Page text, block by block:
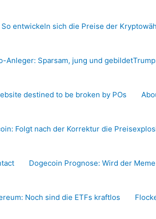
So entwickeln sich die Preise der
Anleger: Sparsam, jung und gebildet
destined to be broken by POs
Folgt nach der Korrektur die
Dogecoin Prognose: Wird der
Noch sind die ETFs kraftlos